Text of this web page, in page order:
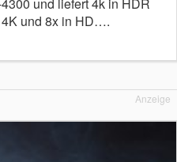
und 8x in HD….
Anzeige